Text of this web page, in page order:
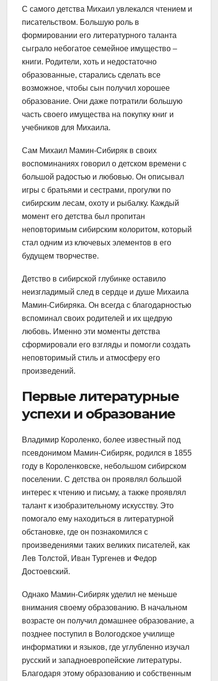
С самого детства Михаил увлекался чтением и
писательством. Большую роль в
формировании его литературного таланта
сыграло небогатое семейное имущество –
книги. Родители, хоть и недостаточно
образованные, старались сделать все
возможное, чтобы сын получил хорошее
образование. Они даже потратили большую
часть своего имущества на покупку книг и
учебников для Михаила.
Сам Михаил Мамин-Сибиряк в своих
воспоминаниях говорил о детском времени с
большой радостью и любовью. Он описывал
игры с братьями и сестрами, прогулки по
сибирским лесам, охоту и рыбалку. Каждый
момент его детства был пропитан
неповторимым сибирским колоритом, который
стал одним из ключевых элементов в его
будущем творчестве.
Детство в сибирской глубинке оставило
неизгладимый след в сердце и душе Михаила
Мамин-Сибиряка. Он всегда с благодарностью
вспоминал своих родителей и их щедрую
любовь. Именно эти моменты детства
сформировали его взгляды и помогли создать
неповторимый стиль и атмосферу его
произведений.
Первые литературные
успехи и образование
Владимир Короленко, более известный под
псевдонимом Мамин-Сибиряк, родился в 1855
году в Короленковске, небольшом сибирском
поселении. С детства он проявлял большой
интерес к чтению и письму, а также проявлял
талант к изобразительному искусству. Это
помогало ему находиться в литературной
обстановке, где он познакомился с
произведениями таких великих писателей, как
Лев Толстой, Иван Тургенев и Федор
Достоевский.
Однако Мамин-Сибиряк уделил не меньше
внимания своему образованию. В начальном
возрасте он получил домашнее образование, а
позднее поступил в Вологодское училище
информатики и языков, где углубленно изучал
русский и западноевропейские литературы.
Благодаря этому образованию и собственным